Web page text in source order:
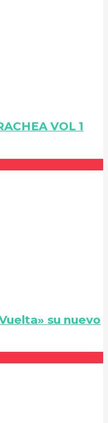
VOL 1
su nuevo